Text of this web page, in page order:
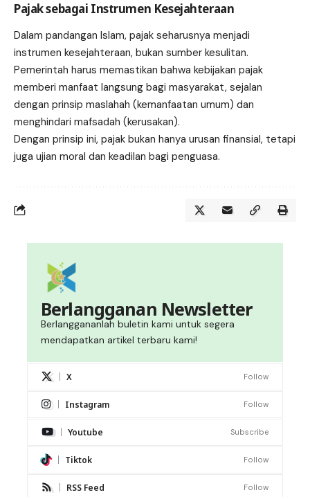
Pajak sebagai Instrumen Kesejahteraan
Dalam pandangan Islam, pajak seharusnya menjadi
instrumen kesejahteraan, bukan sumber kesulitan.
Pemerintah harus memastikan bahwa kebijakan pajak
memberi manfaat langsung bagi masyarakat, sejalan
dengan prinsip maslahah (kemanfaatan umum) dan
menghindari mafsadah (kerusakan).
Dengan prinsip ini, pajak bukan hanya urusan finansial, tetapi
juga ujian moral dan keadilan bagi penguasa.
Berlangganan Newsletter
Berlanggananlah buletin kami untuk segera
mendapatkan artikel terbaru kami!
X Follow
Instagram Follow
Youtube Subscribe
Tiktok Follow
RSS Feed Follow